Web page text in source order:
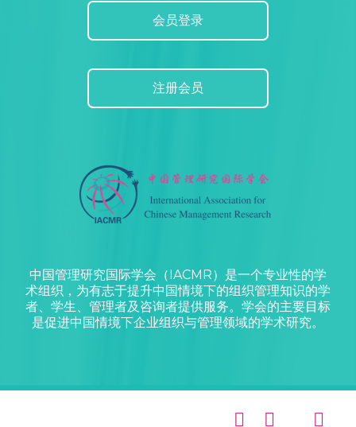
会员登录
注册会员
中国管理研究国际学会（IACMR）是一个专业性的学
术组织，为有志于提升中国情境下的组织管理知识的学
者、学生、管理者及咨询者提供服务。学会的主要目标
是促进中国情境下企业组织与管理领域的学术研究。